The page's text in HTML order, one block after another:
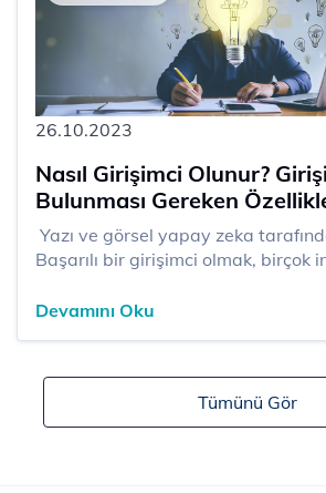
26.10.2023
Nasıl Girişimci Olunur?
Bulunması Gereken
Başarılı bir girişimci olmak, birçok
fikirlerle dünyaya katkı sağlayarak
Devamını Oku
Tümünü Gör